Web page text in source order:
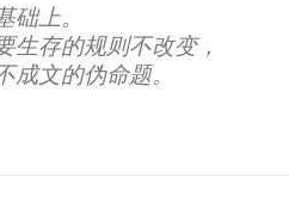
上。
生存的规则不改变，
文的伪命题。